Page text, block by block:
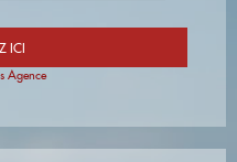
Agence